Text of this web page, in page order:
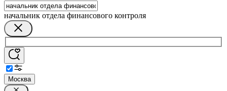
начальник отдела финансового контроля
Москва